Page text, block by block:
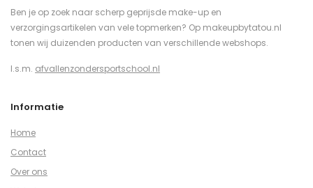
Ben je op zoek naar scherp geprijsde make-up en
verzorgingsartikelen van vele topmerken? Op makeupbytatou.nl
tonen wij duizenden producten van verschillende webshops.
I.s.m. afvallenzondersportschool.nl
Informatie
Home
Contact
Over ons